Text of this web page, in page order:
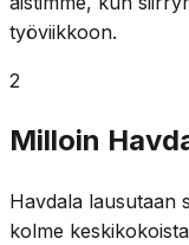
työviikkoon.
2
Milloin
Havdala lausutaan
kolme